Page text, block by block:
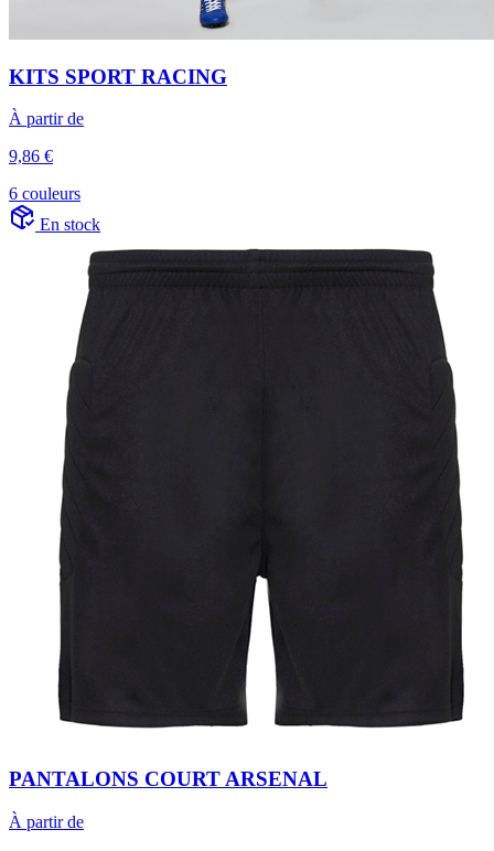
KITS SPORT RACING
À partir de
9,86 €
6 couleurs
En stock
PANTALONS COURT ARSENAL
À partir de